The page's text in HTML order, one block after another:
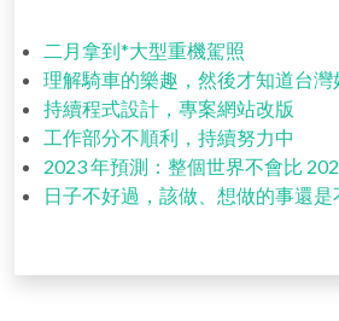
二月拿到*大型重機駕照
理解騎車的樂趣，然後才知道台灣
持續程式設計，專案網站改版
工作部分不順利，持續努力中
2023 年預測：整個世界不會比
日子不好過，該做、想做的事還是